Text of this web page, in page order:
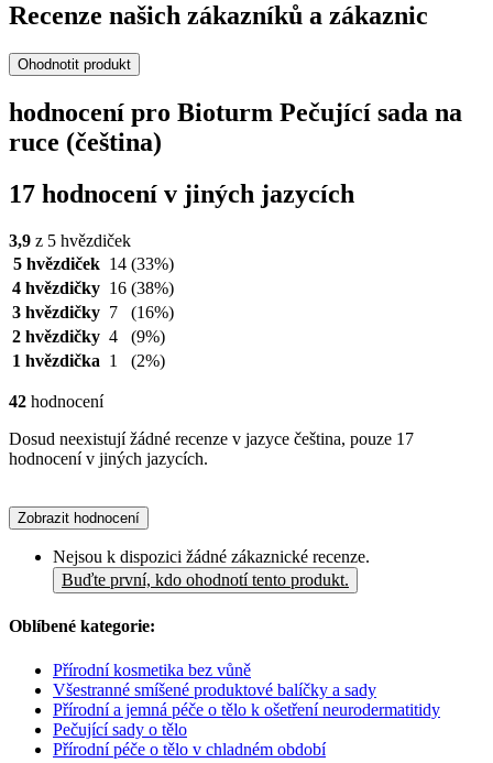
Recenze našich zákazníků a zákaznic
Ohodnotit produkt
hodnocení pro Bioturm Pečující sada na
ruce (čeština)
17 hodnocení v jiných jazycích
3,9 z 5 hvězdiček
5 hvězdiček 14 (33%)
4 hvězdičky 16 (38%)
3 hvězdičky 7
(16%)
2 hvězdičky 4
(9%)
1 hvězdička 1 (2%)
42 hodnocení
Dosud neexistují žádné recenze v jazyce čeština, pouze 17
hodnocení v jiných jazycích.
Zobrazit hodnocení
Nejsou k dispozici žádné zákaznické recenze.
Buďte první, kdo ohodnotí tento produkt.
Oblíbené kategorie:
Přírodní kosmetika bez vůně
Všestranné smíšené produktové balíčky a sady
Přírodní a jemná péče o tělo k ošetření neurodermatitidy
Pečující sady o tělo
Přírodní péče o tělo v chladném období